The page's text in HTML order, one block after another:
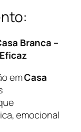
Branca –
emCasa
emocional